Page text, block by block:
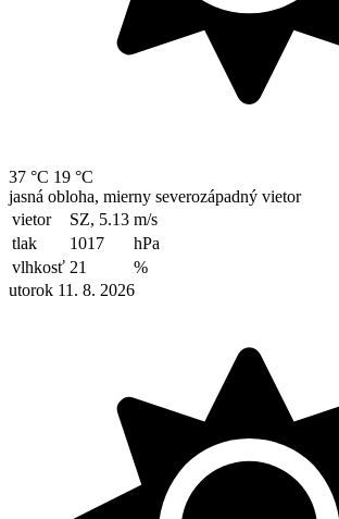
37 °C 19 °C
jasná obloha, mierny severozápadný vietor
vietor
SZ, 5.13 m/s
tlak
1017
hPa
vlhkosť 21
%
utorok 11. 8. 2026